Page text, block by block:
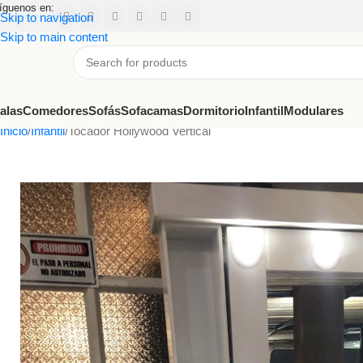
Skip to navigation
Skip to main content
en:
ComedoresSofásSofacamasDormitorioInfantilModulares
Inicio Infantil Tocador Hollywood Vertical